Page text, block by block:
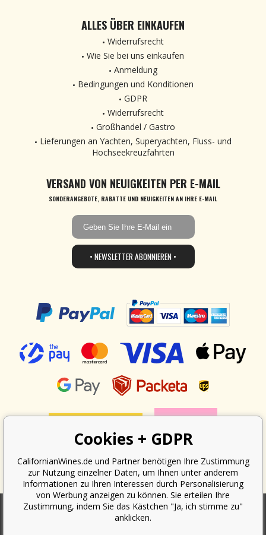
ALLES ÜBER EINKAUFEN
Widerrufsrecht
Wie Sie bei uns einkaufen
Anmeldung
Bedingungen und Konditionen
GDPR
Widerrufsrecht
Großhandel / Gastro
Lieferungen an Yachten, Superyachten, Fluss- und
Hochseekreuzfahrten
VERSAND VON NEUIGKEITEN PER E-MAIL
SONDERANGEBOTE, RABATTE UND NEUIGKEITEN AN IHRE E-MAIL
• NEWSLETTER ABONNIEREN •
Cookies + GDPR
CalifornianWines.de und Partner benötigen Ihre Zustimmung
zur Nutzung einzelner Daten, um Ihnen unter anderem
Informationen zu Ihren Interessen durch Personalisierung
von Werbung anzeigen zu können. Sie erteilen Ihre
Zustimmung, indem Sie das Kästchen "Ja, ich stimme zu"
anklicken.